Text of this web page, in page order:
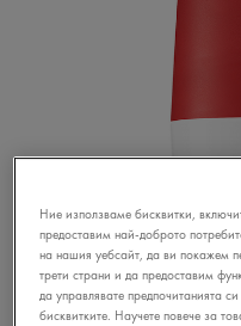
Ние използваме бисквитки,
предоставим най-доброто
на нашия уебсайт, да ви покажем
трети страни и да предоставим
да управлявате предпочитанията
бисквитките. Научете повече за